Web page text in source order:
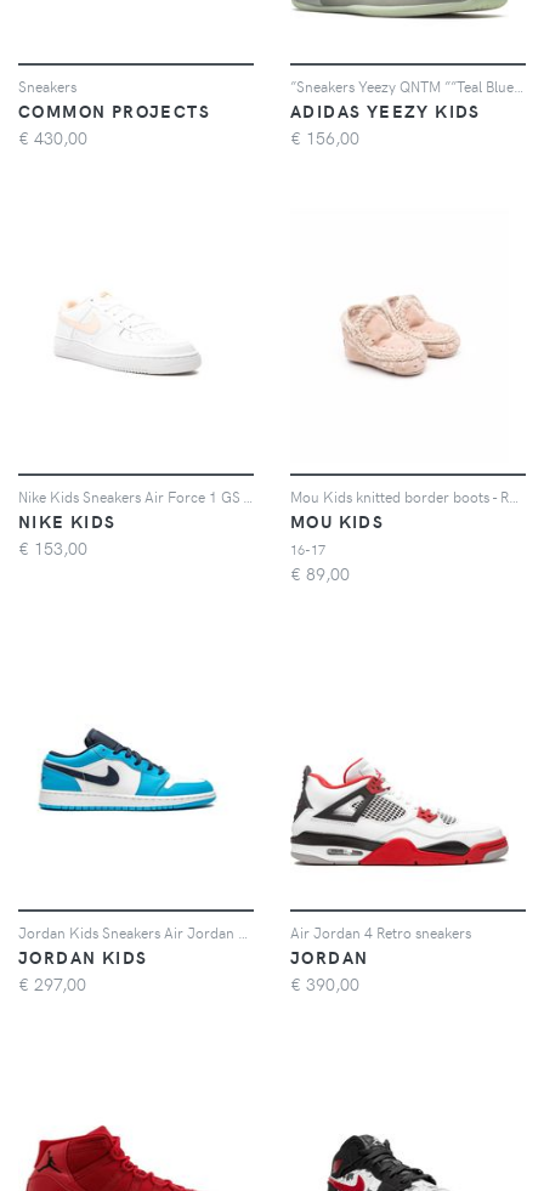
Sneakers
COMMON PROJECTS
€ 430,00
ADIDAS YEEZY KIDS
€ 156,00
NIKE KIDS
€ 153,00
MOU KIDS
16-17
€ 89,00
JORDAN KIDS
€ 297,00
Air Jordan 4 Retro sneakers
JORDAN
€ 390,00